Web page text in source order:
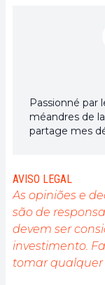
Passionné par
méandres de
partage mes
tous, et je
qui peut rendre
AVISO LEGAL
As opiniões e
são de
devem ser
investimento.
tomar qualquer